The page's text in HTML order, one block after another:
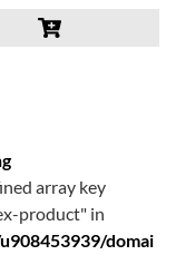
array key
product" in
domai